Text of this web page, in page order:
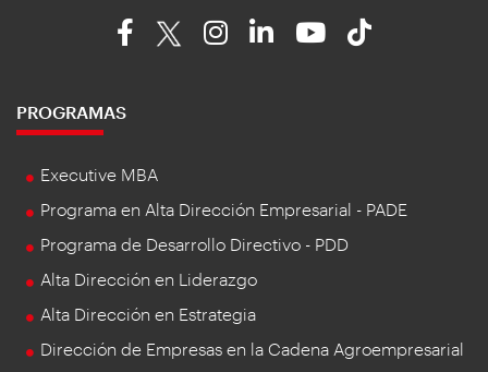
PROGRAMAS
Executive MBA
Programa en Alta Dirección Empresarial - PADE
Programa de Desarrollo Directivo - PDD
Alta Dirección en Liderazgo
Alta Dirección en Estrategia
Dirección de Empresas en la Cadena Agroempresarial